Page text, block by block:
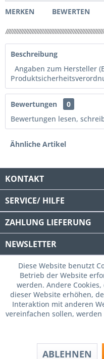
MERKEN BEWERTEN
Beschreibung
Angaben zum Hersteller
Bewertungen
0
Bewertungen lesen,
Ähnliche Artikel
KONTAKT
SERVICE/ HILFE
ZAHLUNG LIEFERUNG
NEWSLETTER
Diese Website benutzt
Betrieb der Website
werden. Andere
dieser Website erhöhen,
Interaktion mit anderen
vereinfachen sollen,
ABLEHNEN